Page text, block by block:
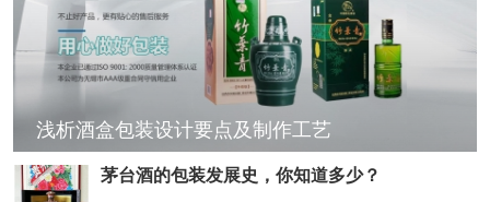
浅析酒盒包装设计要点及制作工艺
茅台酒的包装发展史，你知道多少？